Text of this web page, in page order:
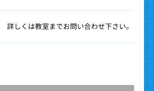
詳しくは教室までお問い合わせ下さい。